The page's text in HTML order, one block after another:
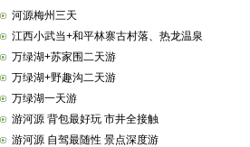
河源梅州三天
江西小武当+和平林寨古村落、热龙温泉
万绿湖+苏家围二天游
万绿湖+野趣沟二天游
万绿湖一天游
游河源 背包最好玩 市井全接触
游河源 自驾最随性 景点深度游